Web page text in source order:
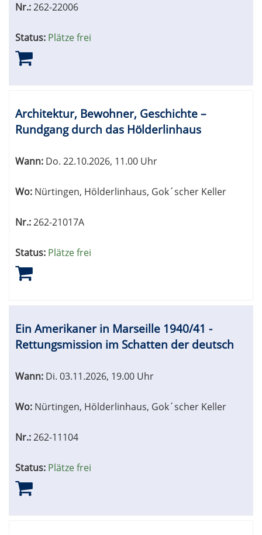
Nr.:262-22006
Status: Plätze frei
Architektur, Bewohner, Geschichte –
Rundgang durch das Hölderlinhaus
Wann: Do. 22.10.2026, 11.00 Uhr
Wo: Nürtingen, Hölderlinhaus, Gok´scher Keller
Nr.:262-21017A
Status: Plätze frei
Ein Amerikaner in Marseille 1940/41 -
Rettungsmission im Schatten der deutsch
Wann: Di. 03.11.2026, 19.00 Uhr
Wo: Nürtingen, Hölderlinhaus, Gok´scher Keller
Nr.:262-11104
Status: Plätze frei